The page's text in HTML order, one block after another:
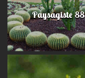
Paysagiste 88